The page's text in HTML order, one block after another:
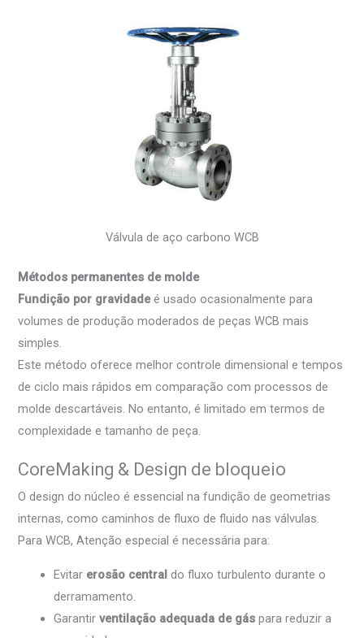
Válvula de aço carbono WCB
Métodos permanentes de molde
Fundição por gravidadeé usado ocasionalmente para
volumes de produção moderados de peças WCB mais
simples.
Este método oferece melhor controle dimensional e tempos
de ciclo mais rápidos em comparação com processos de
molde descartáveis. No entanto, é limitado em termos de
complexidade e tamanho de peça.
CoreMaking & Design de bloqueio
O design do núcleo é essencial na fundição de geometrias
internas, como caminhos de fluxo de fluido nas válvulas.
Para WCB, Atenção especial é necessária para:
Evitar erosão central do fluxo turbulento durante o
derramamento.
Garantirventilação adequada de gás para reduzir a